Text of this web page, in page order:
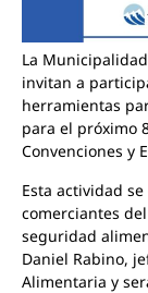
La
invitan a
herramientas
para el próximo
Convenciones y
Esta actividad
comerciantes
seguridad
Daniel Rabino,
Alimentaria y